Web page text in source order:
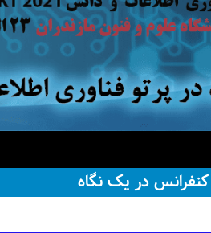
کنفرانس در یک نگاه